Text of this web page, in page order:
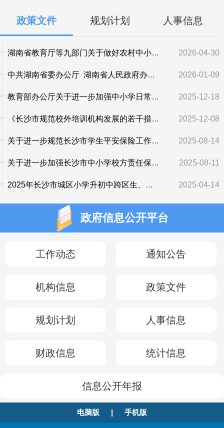
政策文件 规划计划 人事信息
湖南省教育厅等九部门关于做好农村中小学校闲置校... 2026-04-30
中共湖南省委办公厅 湖南省人民政府办公厅印发《... 2026-01-09
教育部办公厅关于进一步加强中小学日常考试管理的通知 2025-12-18
《长沙市规范校外培训机构发展的若干措施》政策解读 2025-12-08
关于进一步规范长沙市学生平安保险工作的补充通知 2025-08-14
关于进一步加强长沙市中小学校方责任保险工作的通知 2025-08-11
2025年长沙市城区小学升初中跨区生、外地回长生报... 2025-04-14
政府信息公开平台
工作动态 通知公告
机构信息 政策文件
规划计划 人事信息
财政信息 统计信息
信息公开年报
电脑版 | 手机版